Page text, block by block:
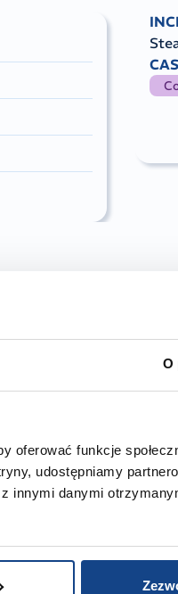
O
oferować funkcje
udostępniamy
innymi danymi
from
a complete